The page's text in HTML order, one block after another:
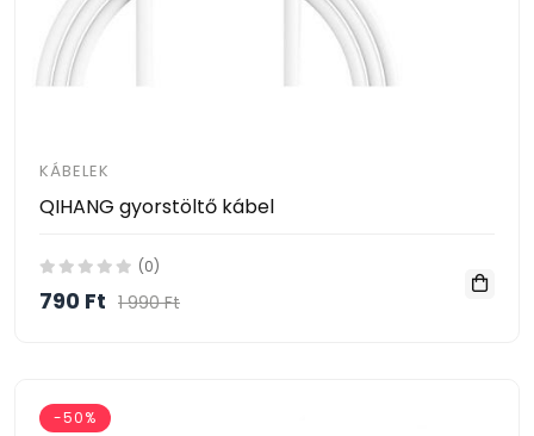
KÁBELEK
QIHANG gyorstöltő kábel
(0)
790 Ft 1 990 Ft
-50%